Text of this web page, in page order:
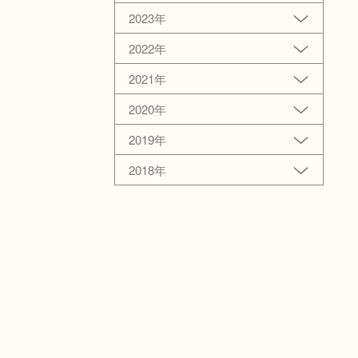
2023年
2022年
2021年
2020年
2019年
2018年